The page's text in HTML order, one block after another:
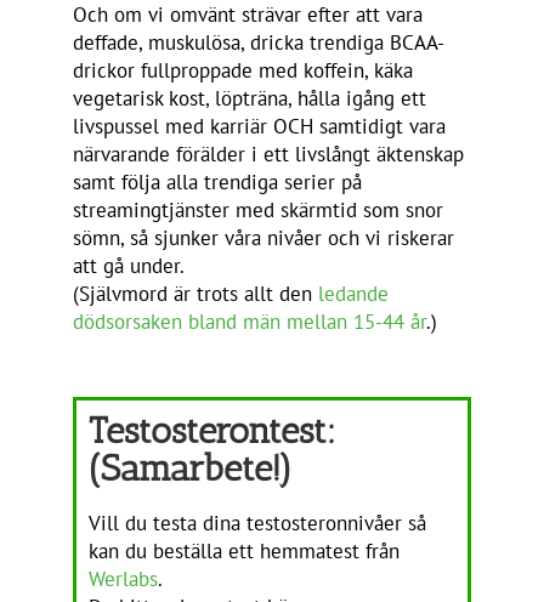
Och om vi omvänt strävar efter att vara
deffade, muskulösa, dricka trendiga BCAA-
drickor fullproppade med koffein, käka
vegetarisk kost, löpträna, hålla igång ett
livspussel med karriär OCH samtidigt vara
närvarande förälder i ett livslångt äktenskap
samt följa alla trendiga serier på
streamingtjänster med skärmtid som snor
sömn, så sjunker våra nivåer och vi riskerar
att gå under.
(Självmord är trots allt den ledande
dödsorsaken bland män mellan 15-44 år.)
Testosterontest:
(Samarbete!)
Vill du testa dina testosteronnivåer så
kan du beställa ett hemmatest från
Werlabs.